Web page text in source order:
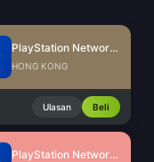
PlayStation Network Card (HK)
HONG KONG
Ulasan Beli
PlayStation Network Card (MY)